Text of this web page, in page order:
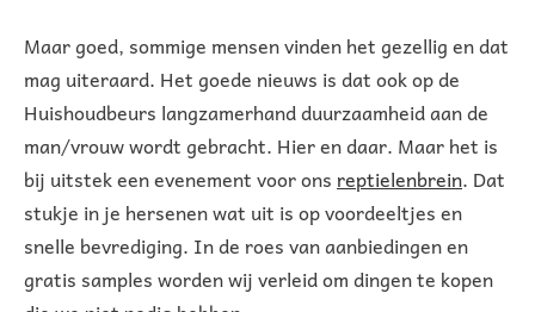
Maar goed, sommige mensen vinden het gezellig en dat
mag uiteraard. Het goede nieuws is dat ook op de
Huishoudbeurs langzamerhand duurzaamheid aan de
man/vrouw wordt gebracht. Hier en daar. Maar het is
bij uitstek een evenement voor ons reptielenbrein. Dat
stukje in je hersenen wat uit is op voordeeltjes en
snelle bevrediging. In de roes van aanbiedingen en
gratis samples worden wij verleid om dingen te kopen